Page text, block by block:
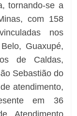
tornando-se a
com 158
nos
Guaxupé,
de Caldas,
Sebastião do
atendimento,
em 36
Atendimento